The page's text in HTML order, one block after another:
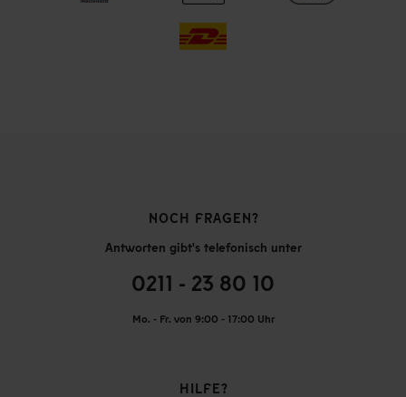
NOCH FRAGEN?
Antworten gibt's telefonisch unter
0211 - 23 80 10
Mo. - Fr. von 9:00 - 17:00 Uhr
HILFE?